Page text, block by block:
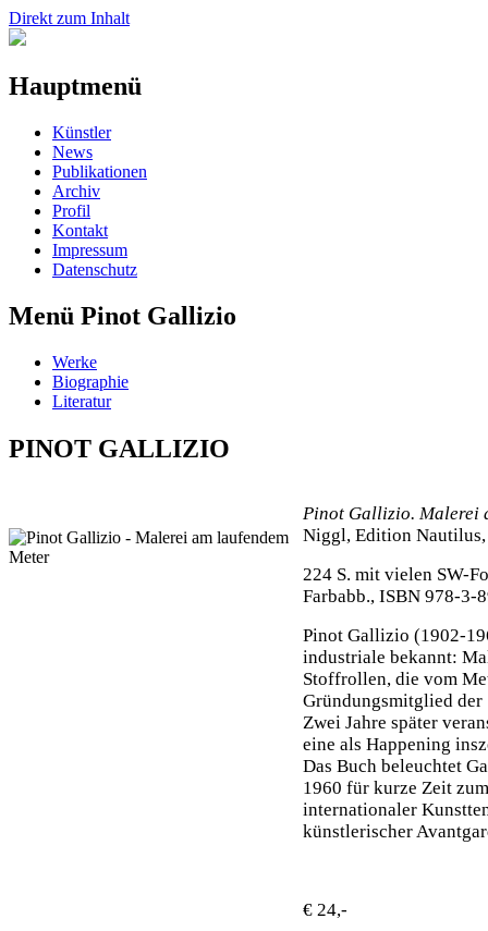
Direkt zum Inhalt
Hauptmenü
Künstler
News
Publikationen
Archiv
Profil
Kontakt
Impressum
Datenschutz
Menü Pinot Gallizio
Werke
Biographie
Literatur
PINOT GALLIZIO
Pinot Gallizio. Malerei
Niggl, Edition
224 S. mit vielen SW-
Farbabb., ISBN 978-3-
Pinot Gallizio (1902-
industriale bekannt:
Stoffrollen, die vom
Gründungsmitglied
Zwei Jahre später
eine als Happening
Das Buch beleuchtet
1960 für kurze Zeit
internationaler
künstlerischer
€ 24,-